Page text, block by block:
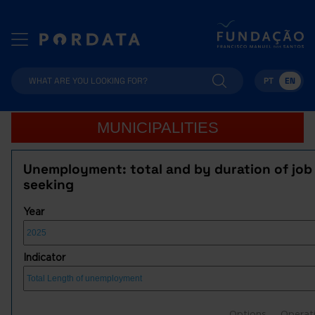
PT EN
MUNICIPALITIES
Unemployment: total and by duration of job
seeking
Year
Indicator